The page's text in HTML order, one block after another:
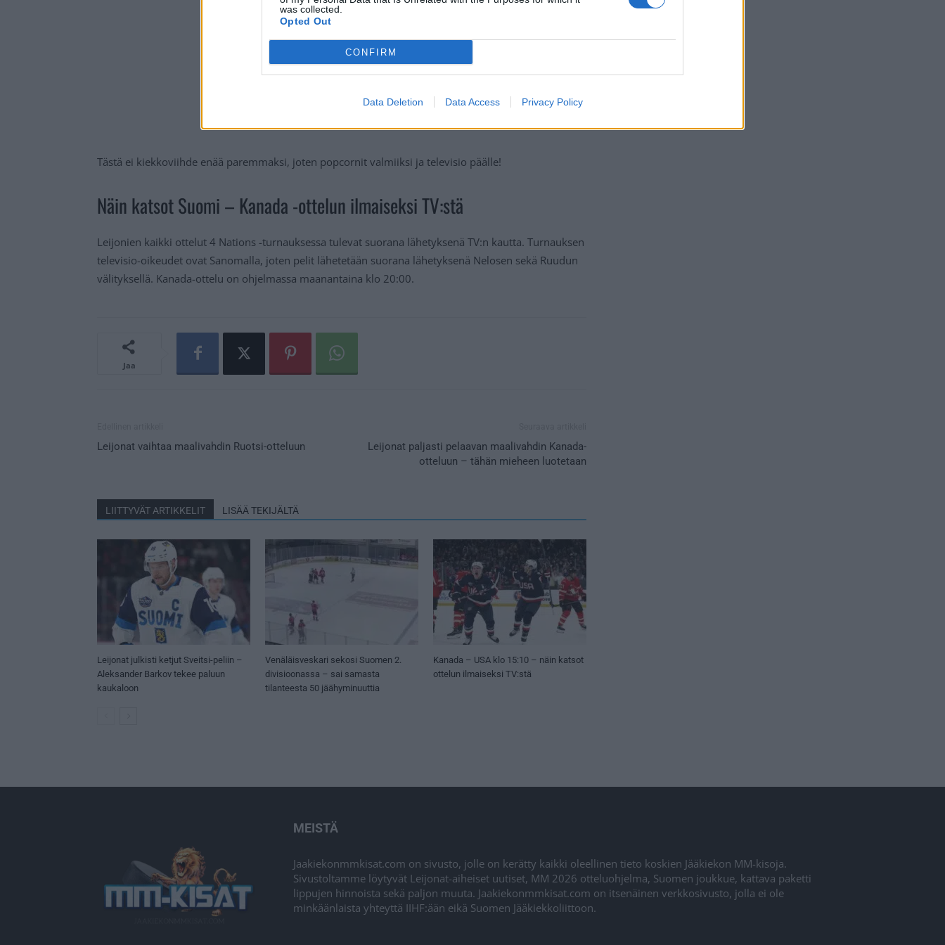
was collected.
Opted Out
CONFIRM
Data Deletion Data Access Privacy Policy
Tästä ei kiekkoviihde enää paremmaksi, joten popcornit valmiiksi ja televisio päälle!
Näin katsot Suomi – Kanada -ottelun ilmaiseksi TV:stä
Leijonien kaikki ottelut 4 Nations -turnauksessa tulevat suorana lähetyksenä TV:n kautta. Turnauksen
televisio-oikeudet ovat Sanomalla, joten pelit lähetetään suorana lähetyksenä Nelosen sekä Ruudun
välityksellä. Kanada-ottelu on ohjelmassa maanantaina klo 20:00.
Jaa
Leijonat vaihtaa maalivahdin Ruotsi-otteluun
Leijonat paljasti pelaavan maalivahdin Kanada-
otteluun – tähän mieheen luotetaan
LIITTYVÄT ARTIKKELIT LISÄÄ TEKIJÄLTÄ
Leijonat julkisti ketjut Sveitsi-peliin –
Aleksander Barkov tekee paluun
kaukaloon
Venäläisveskari sekosi Suomen 2.
divisioonassa – sai samasta
tilanteesta 50 jäähyminuuttia
Kanada – USA klo 15:10 – näin katsot
ottelun ilmaiseksi TV:stä
MEISTÄ
Jaakiekonmmkisat.com on sivusto, jolle on kerätty kaikki oleellinen tieto koskien Jääkiekon MM-kisoja.
Sivustoltamme löytyvät Leijonat-aiheiset uutiset, MM 2026 otteluohjelma, Suomen joukkue, kattava paketti
lippujen hinnoista sekä paljon muuta. Jaakiekonmmkisat.com on itsenäinen verkkosivusto, jolla ei ole
minkäänlaista yhteyttä IIHF:ään eikä Suomen Jääkiekkoliittoon.